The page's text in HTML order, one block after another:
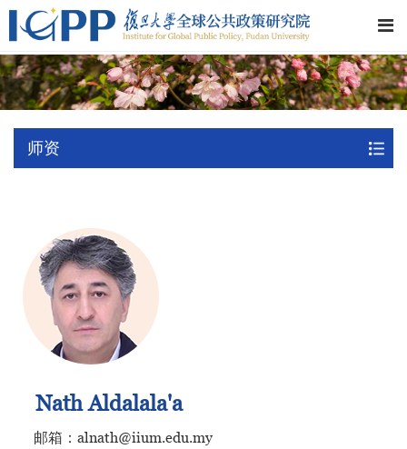
师资
Nath Aldalala'a
邮箱：alnath@iium.edu.my